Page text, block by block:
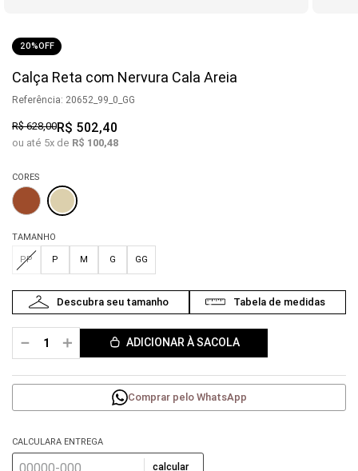
20%OFF
Calça Reta com Nervura Cala Areia
Referência: 20652_99_0_GG
R$628,00R$ 502,40
ou até 5x de R$ 100,48
CORES
TAMANHO
PP P M G GG
＋
－ ADICIONAR À SACOLA
Comprar pelo WhatsApp
CALCULARA ENTREGA
calcular